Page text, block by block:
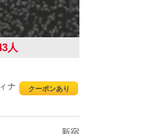
人
クーポンあり
ナ